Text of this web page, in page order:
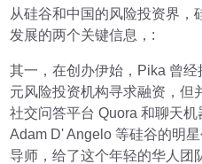
从硅谷和中国的风险投资界，
发展的两个关键信息，:
其一，在创办伊始，Pika 曾
元风险投资机构寻求融资，但
社交问答平台 Quora 和聊天
Adam D' Angelo 等硅谷的明
导师，给了这个年轻的华人团